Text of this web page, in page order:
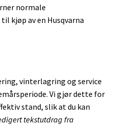
normale
kjøp av en Husqvarna
vinterlagring og service
Vi gjør dette for
stand, slik at du kan
tekstutdrag fra